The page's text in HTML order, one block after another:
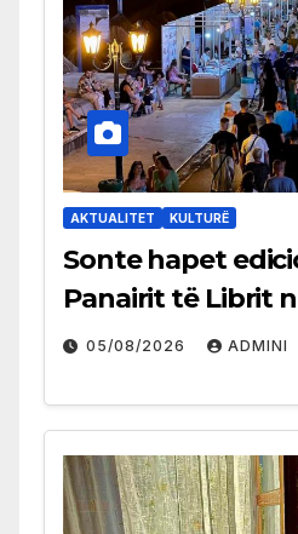
AKTUALITET KULTURË
Sonte hapet
Panairit të Librit
05/08/2026 ADMINI